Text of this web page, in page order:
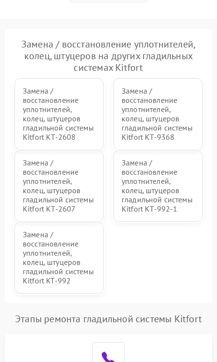
Неисправность
индикаторов (дисплея)
2000 ₽
Замена / восстановление уплотнителей,
колец, штуцеров на других гладильных
системах Kitfort
Замена /
восстановление
уплотнителей,
колец, штуцеров
гладильной системы
Kitfort КТ-2608
Замена /
восстановление
уплотнителей,
колец, штуцеров
гладильной системы
Kitfort КТ-9368
Замена /
восстановление
уплотнителей,
колец, штуцеров
гладильной системы
Kitfort КТ-2607
Замена /
восстановление
уплотнителей,
колец, штуцеров
гладильной системы
Kitfort КТ-992-1
Замена /
восстановление
уплотнителей,
колец, штуцеров
гладильной системы
Kitfort KT-992
Этапы ремонта гладильной системы Kitfort